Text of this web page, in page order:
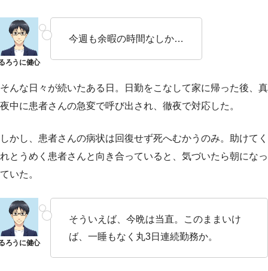
今週も余暇の時間なしか…
そんな日々が続いたある日。日勤をこなして家に帰った後、真
夜中に患者さんの急変で呼び出され、徹夜で対応した。
しかし、患者さんの病状は回復せず死へむかうのみ。助けてく
れとうめく患者さんと向き合っていると、気づいたら朝になっ
ていた。
そういえば、今晩は当直。このままいけ
ば、一睡もなく丸3日連続勤務か。